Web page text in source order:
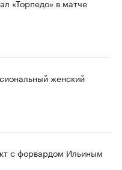
«Торпедо» в матче
женский
с форвардом Ильиным